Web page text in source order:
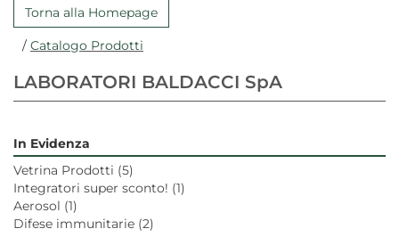
Torna alla Homepage
/ Catalogo Prodotti
LABORATORI BALDACCI SpA
In Evidenza
Vetrina Prodotti (5)
Integratori super sconto! (1)
Aerosol (1)
Difese immunitarie (2)